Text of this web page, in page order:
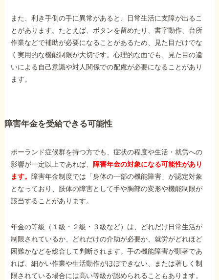
また、利き手側の手に異常があると、日常生活に支障が出るこ
とがあります。たとえば、ボタンを留めたり、書字動作、台所
作業などで補助が必要になることがあるため、見た目だけでな
く実用的な機能制限が大切です。心理的な面でも、見た目の違
いによる自己意識や対人関係での配慮が必要になることがあり
ます。
障害年金を受給できる可能性
ポーランド症候群を持つ方でも、症状の程度や生活・就労への
影響が一定以上であれば、
障害年金の対象になる可能性があり
ます。 障害年金制度では「身体の一部の機能障害」が認定対象
となっており、肢体の障害として手や胸部の変形や機能制限が
該当することがあります。
年金の等級（１級・２級・３級など）は、どれだけ日常生活が
制限されているか、どれだけの介助が必要か、就労がどれほど
困難かなどを総合して判断されます。手の機能障害が顕著であ
れば、細かい作業や生活動作がほぼできない、または著しく制
限されている場合には高い等級が認められることもあります。